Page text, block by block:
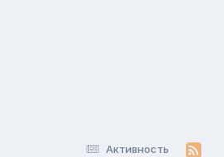
Активность